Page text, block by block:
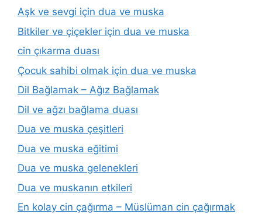
Aşk ve sevgi için dua ve muska
Bitkiler ve çiçekler için dua ve muska
cin çıkarma duası
Çocuk sahibi olmak için dua ve muska
Dil Bağlamak – Ağız Bağlamak
Dil ve ağzı bağlama duası
Dua ve muska çeşitleri
Dua ve muska eğitimi
Dua ve muska gelenekleri
Dua ve muskanın etkileri
En kolay cin çağırma – Müslüman cin çağırmak